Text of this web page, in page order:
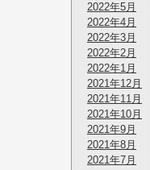
2022年5月
2022年4月
2022年3月
2022年2月
2022年1月
2021年12月
2021年11月
2021年10月
2021年9月
2021年8月
2021年7月